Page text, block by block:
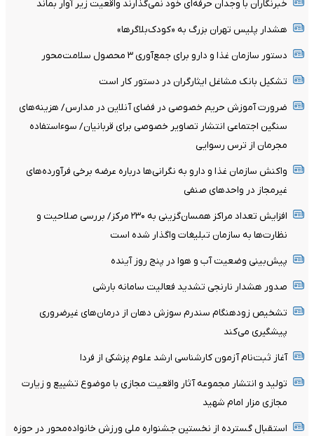
خبرنگاران با وجدان حرفه‌ای خود نمی‌گذارند واقعیت زیر آوار بماند
هشدار پلیس تهران بزرگ به «کودک‌بلاگرها»
دستور سازمان غذا و دارو برای جمع‌آوری ۳ محصول سلامت‌محور
تشکیل بانک مشاغل ایثارگران در دستور کار است
ضرورت آموزش حریم خصوصی در فضای آنلاین در مدارس/ هزینه‌های
سنگین اجتماعی انتشار تصاویر خصوصی برای قربانیان/ سوءاستفاده
مجرمان از ترس رسوایی
واکنش سازمان غذا و دارو به نگرانی‌ها درباره عرضه برخی فرآورده‌های
غیرمجاز در واحدهای صنفی
افزایش تعداد مراکز همسان‌گزینی به ۲۳۰ مرکز/ بررسی صلاحیت و
نظارت‌ها به سازمان تبلیغات واگذار شده است
پیش‌بینی وضعیت آب و هوا در پنج روز آینده
صدور هشدار نارنجی تشدید فعالیت سامانه بارشی
تشخیص زودهنگام سندرم سوزش دهان از درمان‌های غیرضروری
پیشگیری می‌کند
آغاز ثبت‌نام‌ آزمون کارشناسی ارشد علوم پزشکی از فردا
تولید و انتشار مجموعه آثار واقعیت مجازی با موضوع تشییع و زیارت
مجازی مزار امام شهید
استقبال گسترده از نخستین جشنواره ملی ورزش خانواده‌محور در حوزه